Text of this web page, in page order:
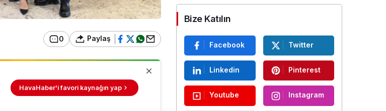
0 Paylaş
HavaHaber'i favori kaynağın yap
Bize Katılın
Facebook Twitter
Linkedin Pinterest
Youtube Instagram